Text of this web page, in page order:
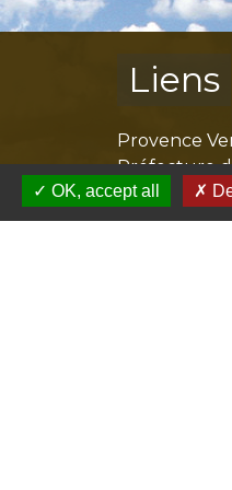
Liens
Provence
Préfecture
Mission
OK, accept all